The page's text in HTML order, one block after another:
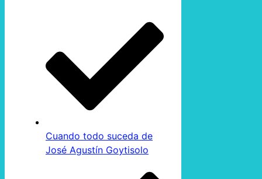
Cuando todo suceda de
José Agustín Goytisolo